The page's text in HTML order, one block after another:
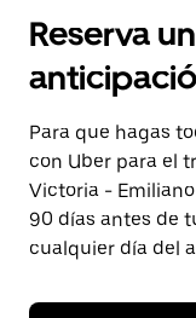
el
y
selecciona
una
fecha.
Presiona
la
tecla Esc
para
cerrar
calendario.
Reserva
Para que hagas
con Uber para el
Victoria -
90 días antes de
cualquier día del